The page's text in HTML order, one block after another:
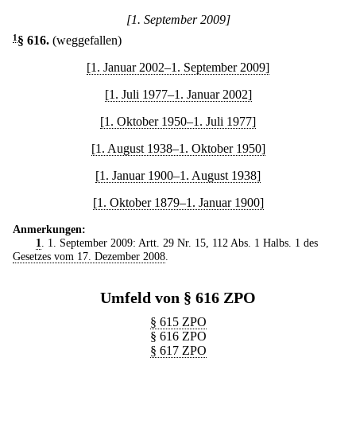
[1. September 2009]
1 § 616. (weggefallen)
[1. Januar 2002–1. September 2009]
[1. Juli 1977–1. Januar 2002]
[1. Oktober 1950–1. Juli 1977]
[1. August 1938–1. Oktober 1950]
[1. Januar 1900–1. August 1938]
[1. Oktober 1879–1. Januar 1900]
Anmerkungen:
1
. 1. September 2009: Artt. 29 Nr. 15, 112 Abs. 1 Halbs. 1 des
Gesetzes vom 17. Dezember 2008
Umfeld von § 616 ZPO
§ 615 ZPO
§ 616 ZPO
§ 617 ZPO